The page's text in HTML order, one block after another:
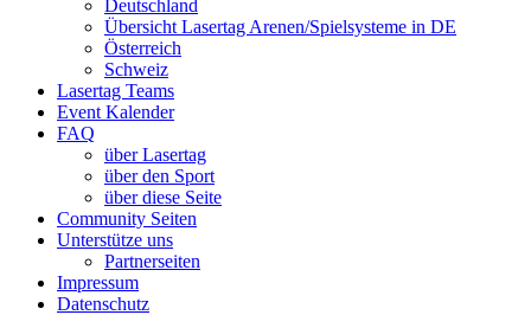
Deutschland
Übersicht Lasertag Arenen/Spielsysteme in DE
Österreich
Schweiz
Lasertag Teams
Event Kalender
FAQ
über Lasertag
über den Sport
über diese Seite
Community Seiten
Unterstütze uns
Partnerseiten
Impressum
Datenschutz